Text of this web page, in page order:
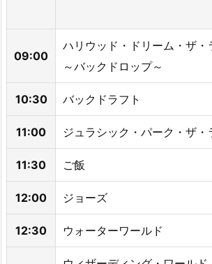
09:00
ハリウッド・ドリーム・ザ・
～バックドロップ～
10:30 バックドラフト
11:00 ジュラシック・パーク・ザ・
11:30 ご飯
12:00 ジョーズ
12:30 ウォーターワールド